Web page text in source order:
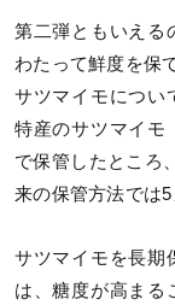
第二弾ともいえる
わたって鮮度を保
サツマイモについ
特産のサツマイモ
で保管したところ
来の保管方法では5
サツマイモを長期
は、糖度が高まる